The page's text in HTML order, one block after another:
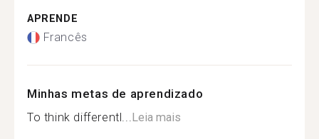
APRENDE
Francês
Minhas metas de aprendizado
To think differentl...Leia mais